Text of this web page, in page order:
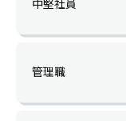
中堅社員
管理職